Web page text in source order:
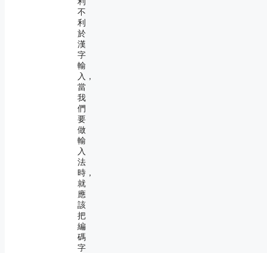
不
利
於
漢
字
輸
入，
當
我
們
要
做
輸
入
法
時，
就
應
該
把
編
碼
字